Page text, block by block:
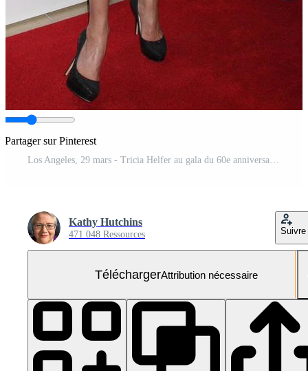
Partager sur Pinterest
Los Angeles, 29 mars - Tricia Helfer au gala du 60e anniversaire de la Humane Society of the United States à l'hôtel Beverly Hilton le 29 mars 2014 à Beverly Hills, Californie
Kathy Hutchins
471 048 Ressources Suivre
TéléchargerAttribution nécessaire